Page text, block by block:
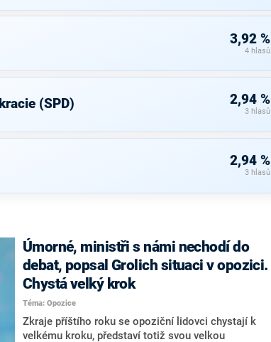
3,92 %
4 hlasů
(SPD) 2,94 %
3 hlasů
2,94 %
3 hlasů
Úmorné, ministři s námi nechodí do
debat, popsal Grolich situaci v opozici.
Chystá velký krok
Téma: Opozice
Zkraje příštího roku se opoziční lidovci chystají k
velkému kroku, představí totiž svou velkou